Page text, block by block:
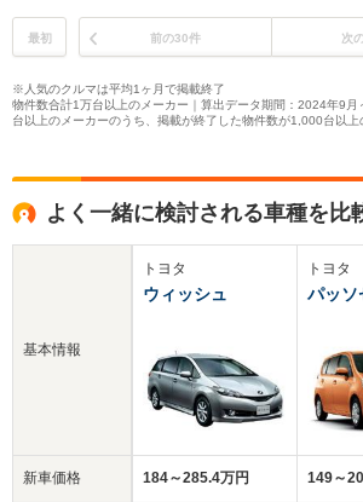
最初 前の30件 次
※人気のクルマは平均1ヶ月で掲載終了
物件数合計1万台以上のメーカー｜算出データ期間：2024年9
台以上のメーカーのうち、掲載が終了した物件数が1,000台以上
よく一緒に検討される車種を比
基本情報
新車価格
トヨタ
ウィッシュ
184～285.4万円
トヨタ
パッソ
149～